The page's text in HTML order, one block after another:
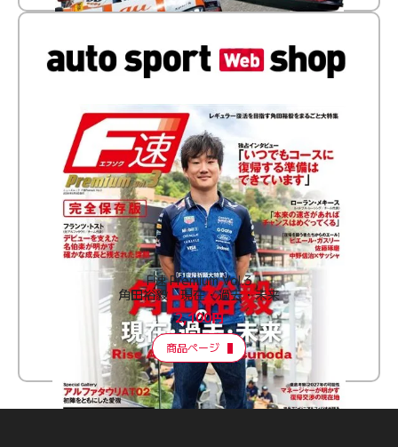
F速 Premium Vol.3
角田裕毅 現在・過去・未来
2,100円
商品ページ